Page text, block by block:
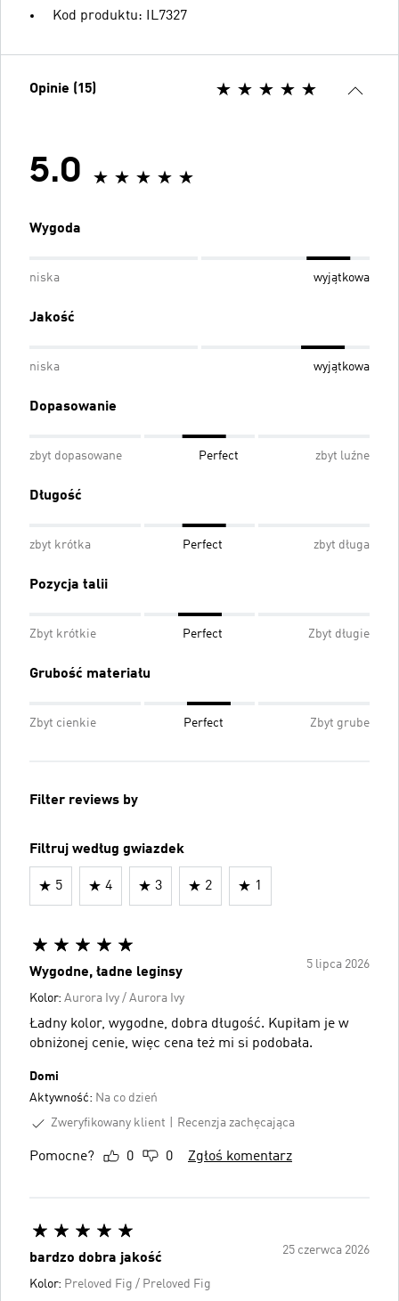
Kod produktu: IL7327
Opinie (15)
5.0
Wygoda
niska wyjątkowa
Jakość
niska wyjątkowa
Dopasowanie
zbyt dopasowane Perfect zbyt luźne
Długość
zbyt krótka Perfect zbyt długa
Pozycja talii
Zbyt krótkie Perfect Zbyt długie
Grubość materiału
Zbyt cienkie Perfect Zbyt grube
Filter reviews by
Filtruj według gwiazdek
5 4 3 2 1
5 lipca 2026
Wygodne, ładne leginsy
Kolor: Aurora Ivy / Aurora Ivy
Ładny kolor, wygodne, dobra długość. Kupiłam je w
obniżonej cenie, więc cena też mi si podobała.
Domi
Aktywność: Na co dzień
Zweryfikowany klient
Recenzja zachęcająca
Pomocne? 0 0 Zgłoś komentarz
25 czerwca 2026
bardzo dobra jakość
Kolor: Preloved Fig / Preloved Fig